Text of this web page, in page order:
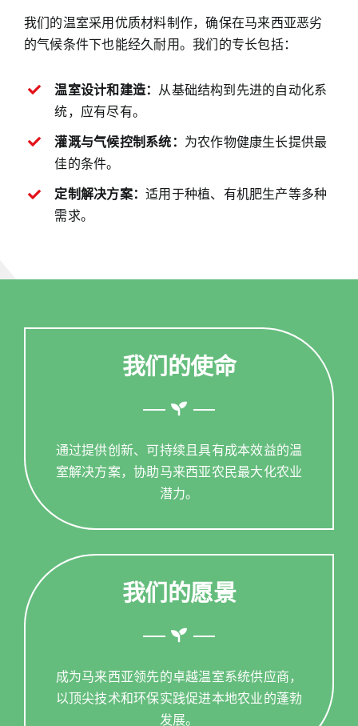
我们的温室采用优质材料制作，确保在马来西亚恶劣
的气候条件下也能经久耐用。我们的专长包括：
温室设计和建造： 从基础结构到先进的自动化系
统，应有尽有。
灌溉与气候控制系统： 为农作物健康生长提供最
佳的条件。
定制解决方案：适用于种植、有机肥生产等多种
需求。
我们的使命
通过提供创新、可持续且具有成本效益的温
室解决方案，协助马来西亚农民最大化农业
潜力。
我们的愿景
成为马来西亚领先的卓越温室系统供应商，
以顶尖技术和环保实践促进本地农业的蓬勃
发展。